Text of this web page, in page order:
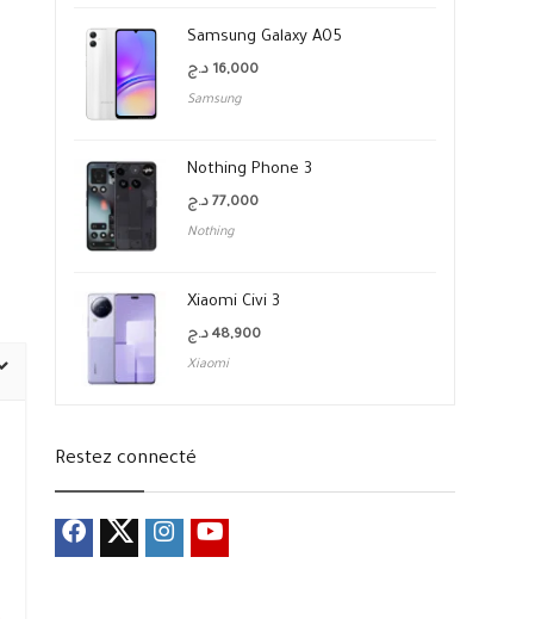
Samsung Galaxy A05
16,000 د.ج
Samsung
Nothing Phone 3
77,000 د.ج
Nothing
Xiaomi Civi 3
48,900 د.ج
Xiaomi
Restez connecté